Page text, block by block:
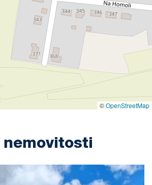
©OpenStreetMap
nemovitosti